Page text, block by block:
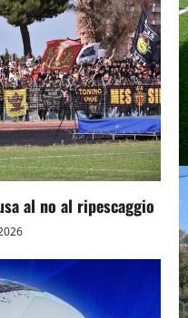
al no al ripescaggio